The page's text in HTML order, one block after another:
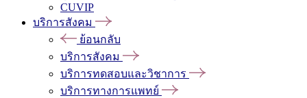
CUVIP
บริการสังคม
ย้อนกลับ
บริการสังคม
บริการทดสอบและวิชาการ
บริการทางการแพทย์